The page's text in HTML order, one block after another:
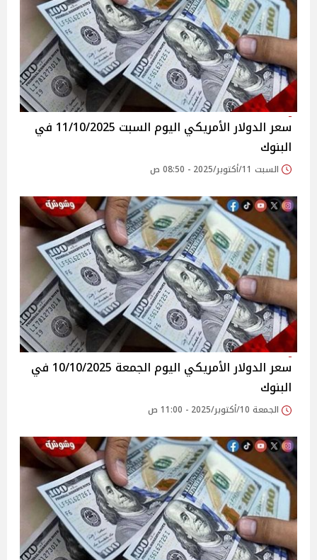
سعر الدولار الأمريكي اليوم السبت 11/10/2025 في
البنوك
السبت 11/أكتوبر/2025 - 08:50 ص
سعر الدولار الأمريكي اليوم الجمعة 10/10/2025 في
البنوك
الجمعة 10/أكتوبر/2025 - 11:00 ص